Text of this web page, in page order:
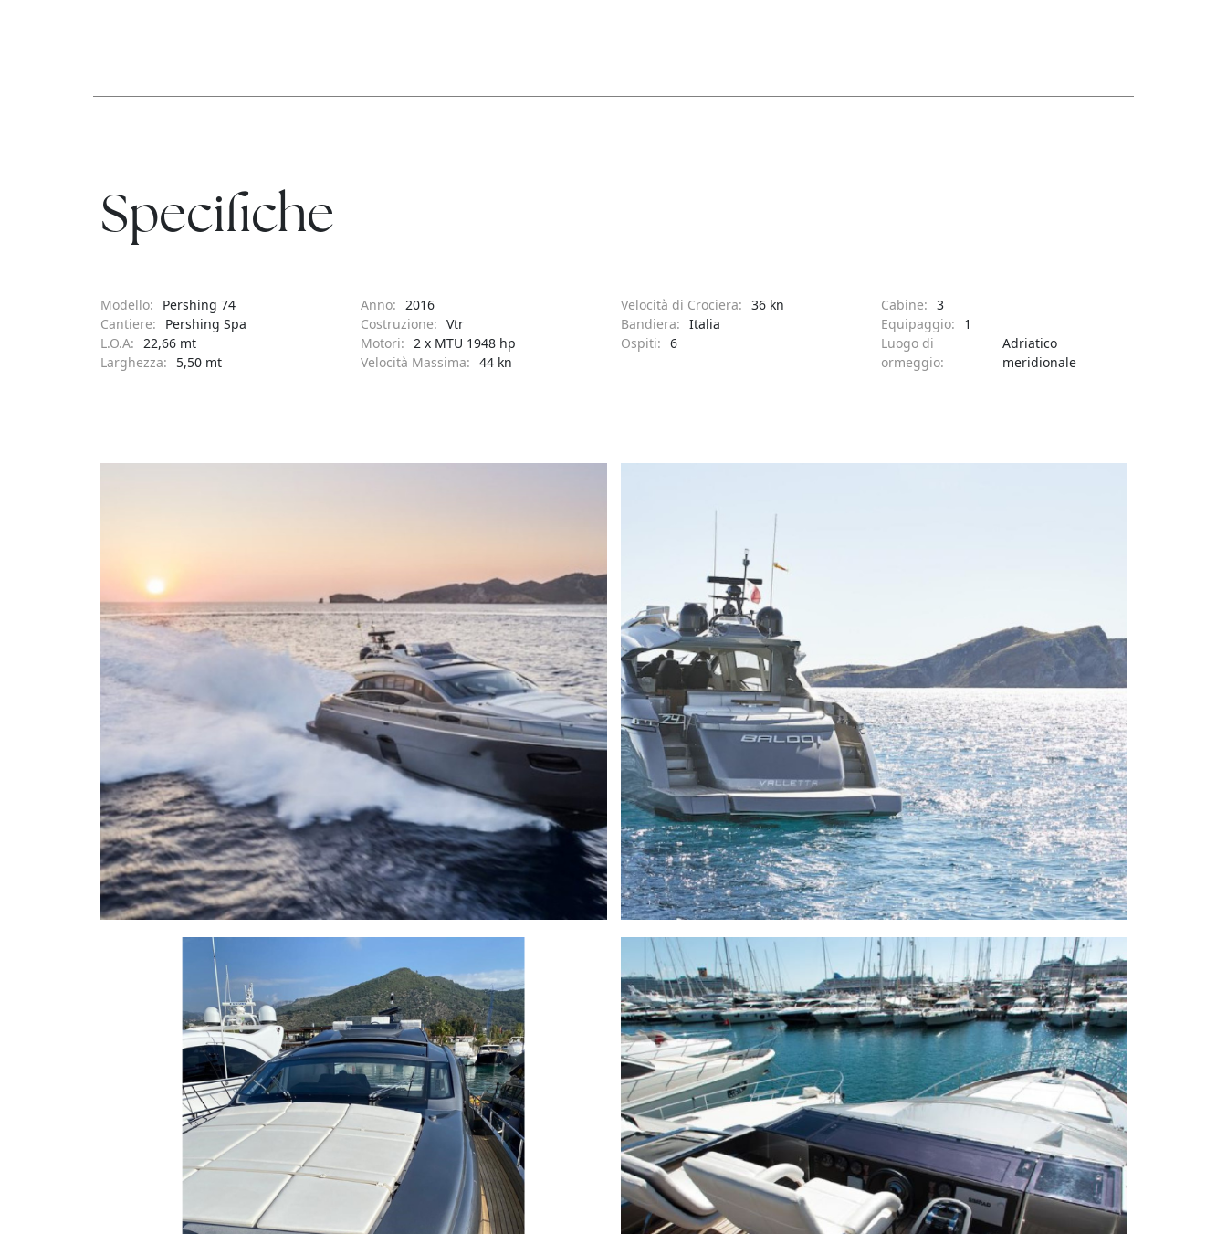
Specifiche
Modello:
Pershing 74
Cantiere:
Pershing Spa
L.O.A: 22,66 mt
Larghezza:
5,50 mt
Anno: 2016
Costruzione: Vtr
Motori: 2 x MTU 1948 hp
Velocità Massima: 44 kn
Velocità di Crociera: 36 kn
Bandiera: Italia
Ospiti: 6
Cabine: 3
Equipaggio:
1
Luogo di
ormeggio:
Adriatico
meridionale